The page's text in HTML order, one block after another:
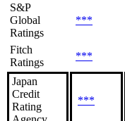
S&P
Global
Ratings
***
Fitch
Ratings
***
Japan
Credit
Rating
***